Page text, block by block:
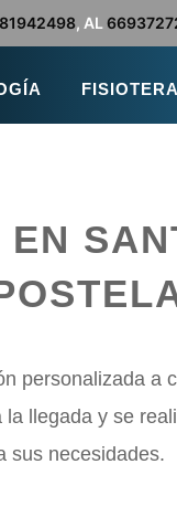
, AL
personalizada a
llegada y se
sus necesidades.